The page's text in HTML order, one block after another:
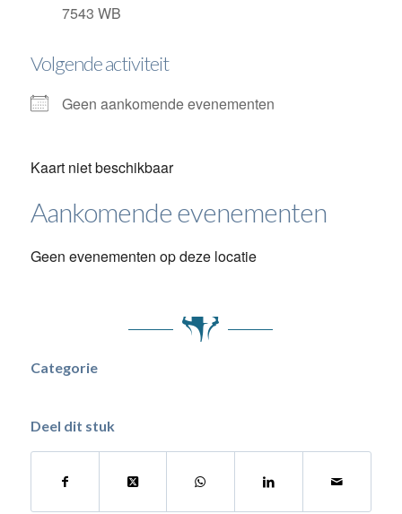
7543 WB
Volgende activiteit
Geen aankomende evenementen
Kaart niet beschikbaar
Aankomende evenementen
Geen evenementen op deze locatie
Categorie
Deel dit stuk